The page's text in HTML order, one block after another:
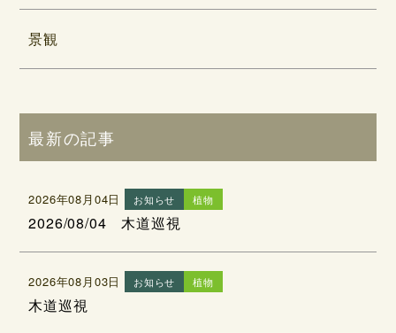
景観
最新の記事
2026年08月04日 お知らせ 植物
2026/08/04 木道巡視
2026年08月03日 お知らせ 植物
木道巡視